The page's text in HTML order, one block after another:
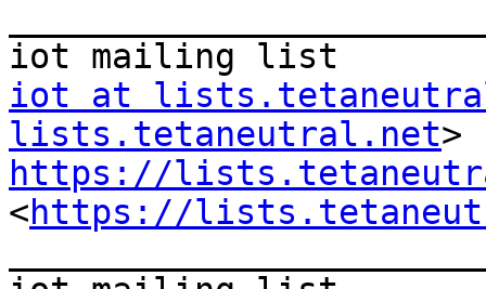
iot at
lists.tetaneutral.net
https://
<https://